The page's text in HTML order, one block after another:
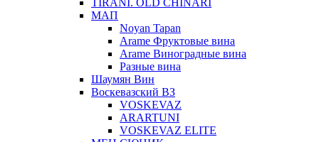
TIRANI. OLD CHINARI
МАП
Noyan Tapan
Arame Фруктовые вина
Arame Виноградные вина
Разные вина
Шаумян Вин
Воскевазский ВЗ
VOSKEVAZ
ARARTUNI
VOSKEVAZ ELITE